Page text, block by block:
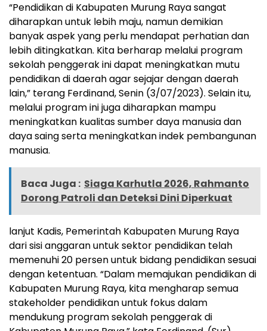
“Pendidikan di Kabupaten Murung Raya sangat
diharapkan untuk lebih maju, namun demikian
banyak aspek yang perlu mendapat perhatian dan
lebih ditingkatkan. Kita berharap melalui program
sekolah penggerak ini dapat meningkatkan mutu
pendidikan di daerah agar sejajar dengan daerah
lain,” terang Ferdinand, Senin (3/07/2023). Selain itu,
melalui program ini juga diharapkan mampu
meningkatkan kualitas sumber daya manusia dan
daya saing serta meningkatkan indek pembangunan
manusia.
Baca Juga : Siaga Karhutla 2026, Rahmanto
Dorong Patroli dan Deteksi Dini Diperkuat
lanjut Kadis, Pemerintah Kabupaten Murung Raya
dari sisi anggaran untuk sektor pendidikan telah
memenuhi 20 persen untuk bidang pendidikan sesuai
dengan ketentuan. “Dalam memajukan pendidikan di
Kabupaten Murung Raya, kita mengharap semua
stakeholder pendidikan untuk fokus dalam
mendukung program sekolah penggerak di